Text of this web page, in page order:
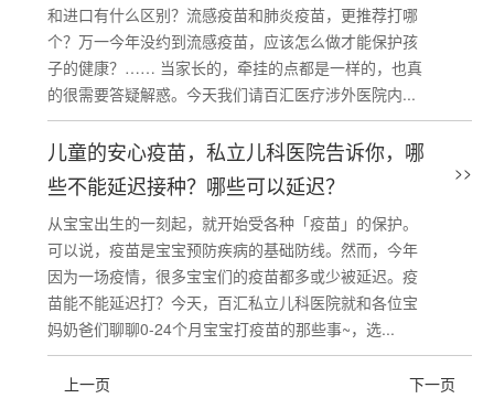
和进口有什么区别？流感疫苗和肺炎疫苗，更推荐打哪
个？万一今年没约到流感疫苗，应该怎么做才能保护孩
子的健康？…… 当家长的，牵挂的点都是一样的，也真
的很需要答疑解惑。今天我们请百汇医疗涉外医院内...
儿童的安心疫苗，私立儿科医院告诉你，哪
些不能延迟接种？哪些可以延迟？
从宝宝出生的一刻起，就开始受各种「疫苗」的保护。
可以说，疫苗是宝宝预防疾病的基础防线。然而，今年
因为一场疫情，很多宝宝们的疫苗都多或少被延迟。疫
苗能不能延迟打？今天，百汇私立儿科医院就和各位宝
妈奶爸们聊聊0-24个月宝宝打疫苗的那些事~，选...
>>
上一页 下一页